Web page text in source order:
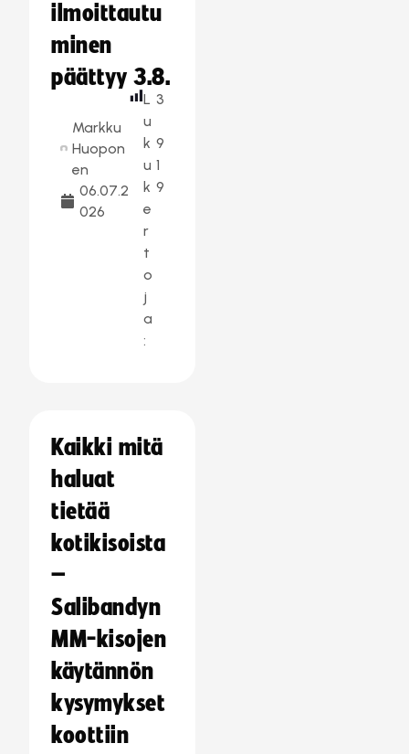
ilmoittautu
minen
päättyy 3.8.
Markku
Huopon
en
06.07.2
026
L
u
k
u
k
e
r
t
o
j
a
:
3
9
1
9
Kaikki mitä
haluat
tietää
kotikisoista
–
Salibandyn
MM-kisojen
käytännön
kysymykset
koottiin